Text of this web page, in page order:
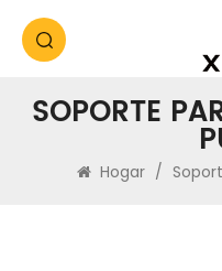
SOPORTE
Hogar /